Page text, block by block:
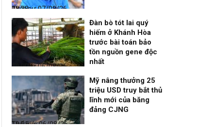
Thời sự
07/08/26, 08:38
Thời sự
06/08/26, 19:09
Đàn bò tót lai quý
hiếm ở Khánh Hòa
trước bài toán bảo
tồn nguồn gene độc
nhất
Thế giới
06/08/26, 19:05
Mỹ nâng thưởng 25
triệu USD truy bắt thủ
lĩnh mới của băng
đảng CJNG